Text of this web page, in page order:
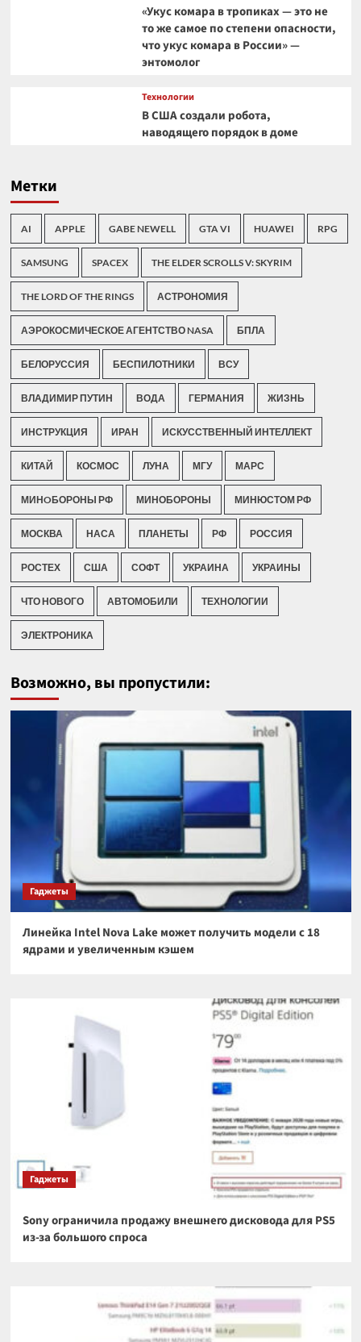
«Укус комара в тропиках — это не
то же самое по степени опасности,
что укус комара в России» —
энтомолог
Технологии
В США создали робота,
наводящего порядок в доме
Метки
AI APPLE GABE NEWELL GTA VI HUAWEI RPG
SAMSUNG SPACEX THE ELDER SCROLLS V: SKYRIM
THE LORD OF THE RINGS АСТРОНОМИЯ
АЭРОКОСМИЧЕСКОЕ АГЕНТСТВО NASA БПЛА
БЕЛОРУССИЯ БЕСПИЛОТНИКИ ВСУ
ВЛАДИМИР ПУТИН ВОДА ГЕРМАНИЯ ЖИЗНЬ
ИНСТРУКЦИЯ ИРАН ИСКУССТВЕННЫЙ ИНТЕЛЛЕКТ
КИТАЙ КОСМОС ЛУНА МГУ МАРС
МИНOБОРОНЫ РФ МИНОБОРОНЫ МИНЮСТОМ РФ
МОСКВА НАСА ПЛАНЕТЫ РФ РОССИЯ
РОСТЕХ США СОФТ УКРАИНА УКРАИНЫ
ЧТО НОВОГО АВТОМОБИЛИ ТЕХНОЛОГИИ
ЭЛЕКТРОНИКА
Возможно, вы пропустили:
Гаджеты
Линейка Intel Nova Lake может получить модели с 18
ядрами и увеличенным кэшем
Гаджеты
Sony ограничила продажу внешнего дисковода для PS5
из-за большого спроса